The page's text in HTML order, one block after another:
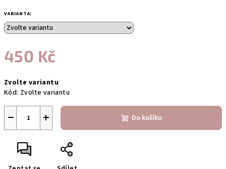
VARIANTA:
450 Kč
cena:
Zvolte variantu
Kód: Zvolte variantu
+
− Do košíku